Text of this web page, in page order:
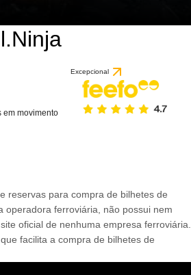
em movimento
Excepcional
reservas para compra de bilhetes de
operadora ferroviária, não possui nem
oficial de nenhuma empresa ferroviária.
facilita a compra de bilhetes de